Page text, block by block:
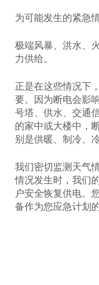
为可能发生的紧急
极端风暴、洪水、
力供给。
正是在这些情况下
要。因为断电会影
号塔、供水、交通
的家中或大楼中，
别是供暖、制冷、
我们密切监测天气
情况发生时，我们
户安全恢复供电。
备作为您应急计划